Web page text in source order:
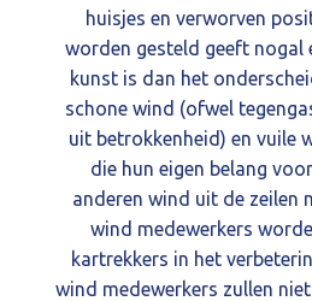
huisjes en verworven
worden gesteld geeft nogal
kunst is dan het
schone wind (ofwel
uit betrokkenheid) en vuile
die hun eigen belang
anderen wind uit de zeilen
wind medewerkers
kartrekkers in het
wind medewerkers zullen